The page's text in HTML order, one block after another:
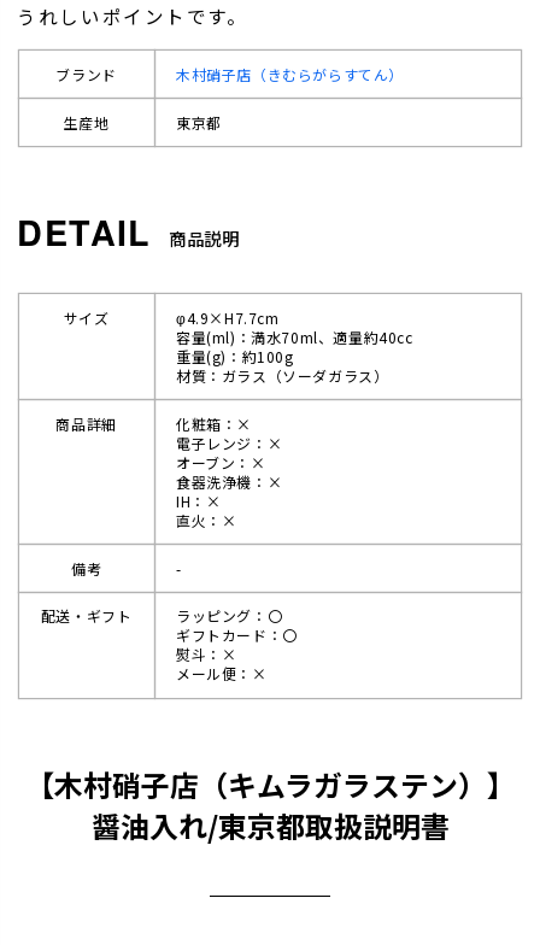
うれしいポイントです。
ブランド 木村硝子店（きむらがらすてん）
生産地 東京都
商品説明
サイズ
φ4.9×H7.7cm
容量(ml)：満水70ml、適量約40cc
重量(g)：約100g
材質：ガラス（ソーダガラス）
商品詳細
化粧箱：×
電子レンジ：×
オーブン：×
食器洗浄機：×
IH：×
直火：×
備考 -
配送・ギフト
ラッピング：〇
ギフトカード：〇
熨斗：×
メール便：×
【木村硝子店（キムラガラステン）】
醤油入れ/東京都取扱説明書